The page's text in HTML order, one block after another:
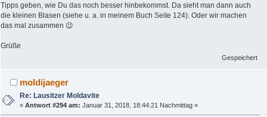
Tipps geben, wie Du das noch besser hinbekommst. Da sieht man dann auch
die kleinen Blasen (siehe u. a. in meinem Buch Seite 124). Oder wir machen
das mal zusammen 😉
Grüße
Gespeichert
moldijaeger
Re: Lausitzer Moldavite
«Antwort #294 am: Januar 31, 2018, 18:44:21 Nachmittag »